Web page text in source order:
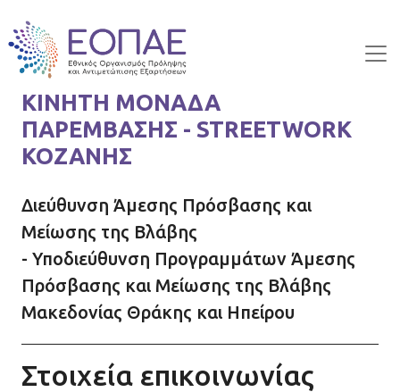
ΚΙΝΗΤΗ ΜΟΝΑΔΑ
ΠΑΡΕΜΒΑΣΗΣ - STREETWORK
ΚΟΖΑΝΗΣ
Διεύθυνση Άμεσης Πρόσβασης και
Μείωσης της Βλάβης
- Υποδιεύθυνση Προγραμμάτων Άμεσης
Πρόσβασης και Μείωσης της Βλάβης
Μακεδονίας Θράκης και Ηπείρου
Στοιχεία επικοινωνίας